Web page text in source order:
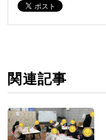
関連記事